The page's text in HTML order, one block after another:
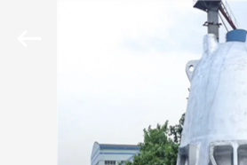
PRODUITS